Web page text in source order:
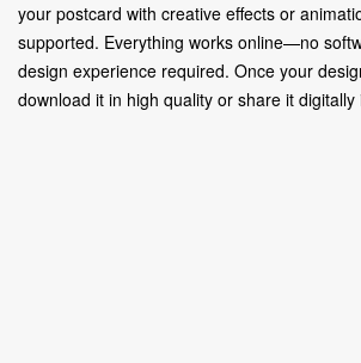
your postcard with creative effects or
supported. Everything works online—no
design experience required. Once your
download it in high quality or share it digitally